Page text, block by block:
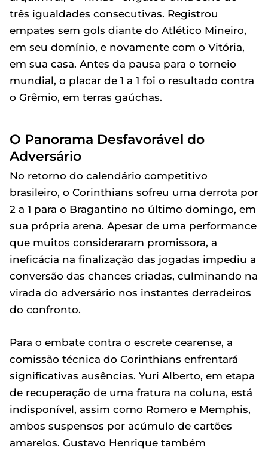
três igualdades consecutivas. Registrou
empates sem gols diante do Atlético Mineiro,
em seu domínio, e novamente com o Vitória,
em sua casa. Antes da pausa para o torneio
mundial, o placar de 1 a 1 foi o resultado contra
o Grêmio, em terras gaúchas.
O Panorama Desfavorável do
Adversário
No retorno do calendário competitivo
brasileiro, o Corinthians sofreu uma derrota por
2 a 1 para o Bragantino no último domingo, em
sua própria arena. Apesar de uma performance
que muitos consideraram promissora, a
ineficácia na finalização das jogadas impediu a
conversão das chances criadas, culminando na
virada do adversário nos instantes derradeiros
do confronto.
Para o embate contra o escrete cearense, a
comissão técnica do Corinthians enfrentará
significativas ausências. Yuri Alberto, em etapa
de recuperação de uma fratura na coluna, está
indisponível, assim como Romero e Memphis,
ambos suspensos por acúmulo de cartões
amarelos. Gustavo Henrique também